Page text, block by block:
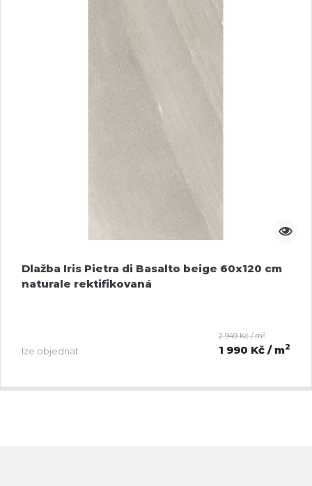
Dlažba Iris Pietra di Basalto beige 60x120 cm
naturale rektifikovaná
lze objednat
2 949 Kč / m2
1 990 Kč / m2